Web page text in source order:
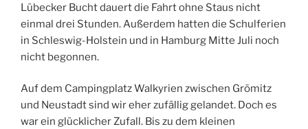
Lübecker Bucht dauert die Fahrt ohne Staus nicht
einmal drei Stunden. Außerdem hatten die Schulferien
in Schleswig-Holstein und in Hamburg Mitte Juli noch
nicht begonnen.
Auf dem Campingplatz Walkyrien zwischen Grömitz
und Neustadt sind wir eher zufällig gelandet. Doch es
war ein glücklicher Zufall. Bis zu dem kleinen